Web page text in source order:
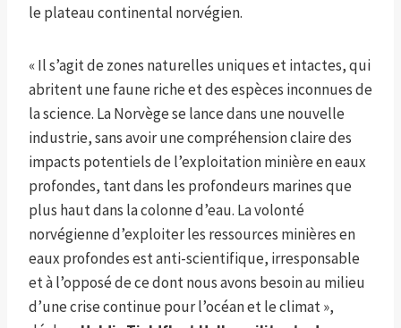
le plateau continental norvégien.
« Il s’agit de zones naturelles uniques et intactes, qui
abritent une faune riche et des espèces inconnues de
la science. La Norvège se lance dans une nouvelle
industrie, sans avoir une compréhension claire des
impacts potentiels de l’exploitation minière en eaux
profondes, tant dans les profondeurs marines que
plus haut dans la colonne d’eau. La volonté
norvégienne d’exploiter les ressources minières en
eaux profondes est anti-scientifique, irresponsable
et à l’opposé de ce dont nous avons besoin au milieu
d’une crise continue pour l’océan et le climat »,